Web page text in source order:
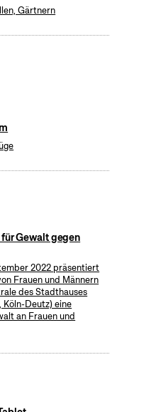
Gärtnern
Gewalt gegen
2022 präsentiert
Frauen und Männern
des Stadthauses
Deutz) eine
an Frauen und